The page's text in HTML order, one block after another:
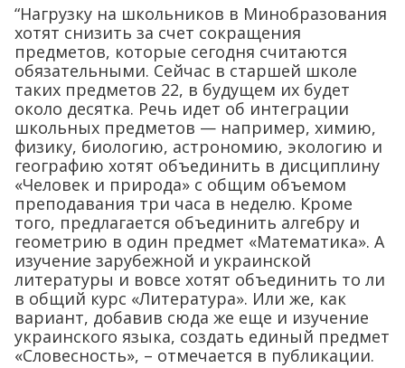
“Нагрузку на школьников в Минобразования
хотят снизить за счет сокращения
предметов, которые сегодня считаются
обязательными. Сейчас в старшей школе
таких предметов 22, в будущем их будет
около десятка. Речь идет об интеграции
школьных предметов — например, химию,
физику, биологию, астрономию, экологию и
географию хотят объединить в дисциплину
«Человек и природа» с общим объемом
преподавания три часа в неделю. Кроме
того, предлагается объединить алгебру и
геометрию в один предмет «Математика». А
изучение зарубежной и украинской
литературы и вовсе хотят объединить то ли
в общий курс «Литература». Или же, как
вариант, добавив сюда же еще и изучение
украинского языка, создать единый предмет
«Словесность», – отмечается в публикации.